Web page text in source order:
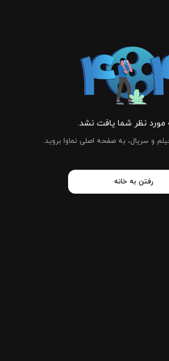
نظر شما یافت نشد.
و سریال، به صفحه اصلی نماوا بروید.
رفتن به خانه